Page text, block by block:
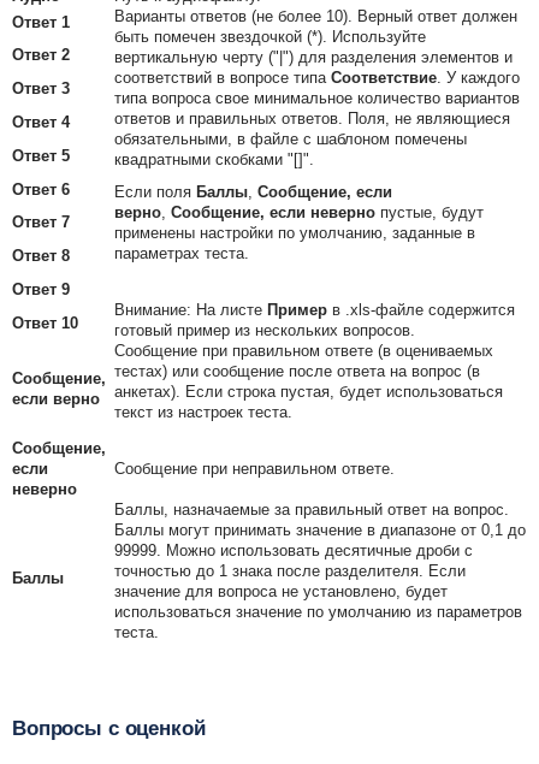
Ответ 1
Варианты ответов (не более 10). Верный ответ должен
быть помечен звездочкой (*). Используйте
вертикальную черту ("|") для разделения элементов и
соответствий в вопросе типа Соответствие. У каждого
типа вопроса свое минимальное количество вариантов
ответов и правильных ответов. Поля, не являющиеся
обязательными, в файле с шаблоном помечены
квадратными скобками "[]".
Если поля Баллы, Сообщение, если
верно, Сообщение, если невернопустые, будут
применены настройки по умолчанию, заданные в
параметрах теста.
Внимание: На листе Примерв .xls-файле содержится
готовый пример из нескольких вопросов.
Ответ 2
Ответ 3
Ответ 4
Ответ 5
Ответ 6
Ответ 7
Ответ 8
Ответ 9
Ответ 10
Сообщение,
если верно
Сообщение при правильном ответе (в оцениваемых
тестах) или сообщение после ответа на вопрос (в
анкетах). Если строка пустая, будет использоваться
текст из настроек теста.
Сообщение,
если
неверно
Сообщение при неправильном ответе.
Баллы
Баллы, назначаемые за правильный ответ на вопрос.
Баллы могут принимать значение в диапазоне от 0,1 до
99999. Можно использовать десятичные дроби с
точностью до 1 знака после разделителя. Если
значение для вопроса не установлено, будет
использоваться значение по умолчанию из параметров
теста.
Вопросы с оценкой